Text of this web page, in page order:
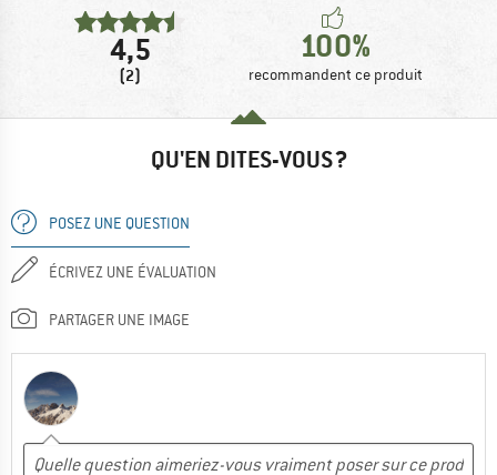
4,5
(2)
100%
recommandent ce produit
QU'EN DITES-VOUS ?
POSEZ UNE QUESTION
ÉCRIVEZ UNE ÉVALUATION
PARTAGER UNE IMAGE